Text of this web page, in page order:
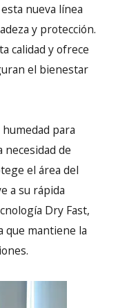
nueva línea
y protección.
calidad y ofrece
el bienestar
para
necesidad de
el área del
a su rápida
Dry Fast,
que mantiene la